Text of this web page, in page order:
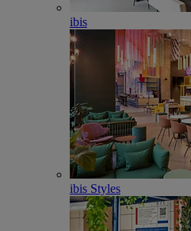
ibis
ibis Styles